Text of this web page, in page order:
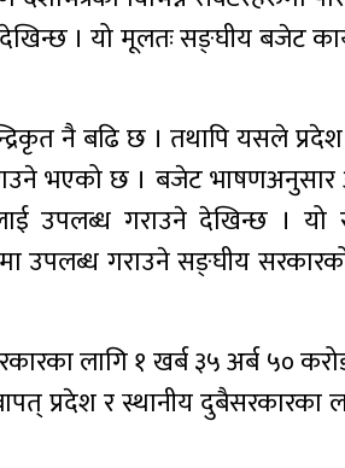
। यो मूलतः सङ्घीय बजेट
नै बढि छ । तथापि यसले प्रदेश
भएको छ । बजेट भाषणअनुसार
उपलब्ध गराउने देखिन्छ ।
उपलब्ध गराउने सङ्घीय
लागि १ खर्ब ३५ अर्ब ५०
प्रदेश र स्थानीय दुबैसरकारका